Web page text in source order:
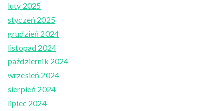
luty 2025
styczeń 2025
grudzień 2024
listopad 2024
październik 2024
wrzesień 2024
sierpień 2024
lipiec 2024